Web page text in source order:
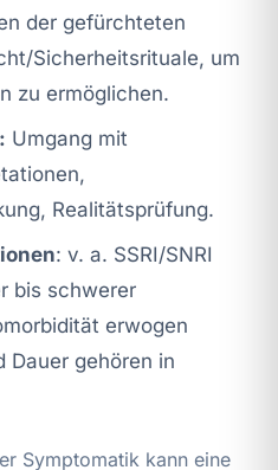
der gefürchteten
Sicherheitsrituale, um
zu ermöglichen.
Umgang mit
Realitätsprüfung.
: v. a. SSRI/SNRI
bis schwerer
erwogen
Dauer gehören in
Symptomatik kann eine